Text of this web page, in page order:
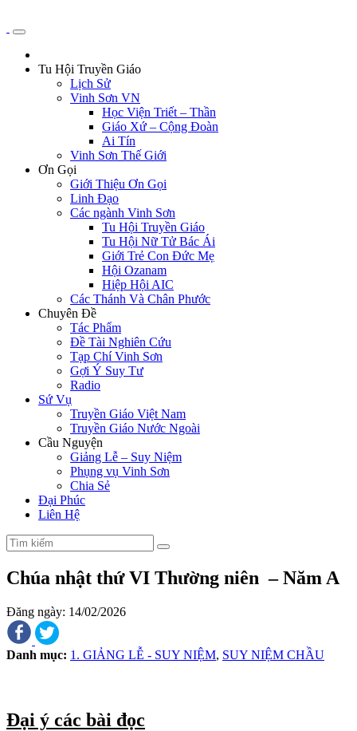
Tu Hội Truyền Giáo
Lịch Sử
Vinh Sơn VN
Học Viện Triết – Thần
Giáo Xứ – Cộng Đoàn
Ai Tín
Vinh Sơn Thế Giới
Ơn Gọi
Giới Thiệu Ơn Gọi
Linh Đạo
Các ngành Vinh Sơn
Tu Hội Truyền Giáo
Tu Hội Nữ Tử Bác Ái
Giới Trẻ Con Đức Mẹ
Hội Ozanam
Hiệp Hội AIC
Các Thánh Và Chân Phước
Chuyên Đề
Tác Phẩm
Đề Tài Nghiên Cứu
Tạp Chí Vinh Sơn
Gợi Ý Suy Tư
Radio
Sứ Vụ
Truyền Giáo Việt Nam
Truyền Giáo Nước Ngoài
Cầu Nguyện
Giảng Lễ – Suy Niệm
Phụng vụ Vinh Sơn
Chia Sẻ
Đại Phúc
Liên Hệ
Chúa nhật thứ VI Thường niên – Năm A
Đăng ngày: 14/02/2026
Danh mục: 1. GIẢNG LỄ - SUY NIỆM, SUY NIỆM CHẦU
Đại ý các bài đọc